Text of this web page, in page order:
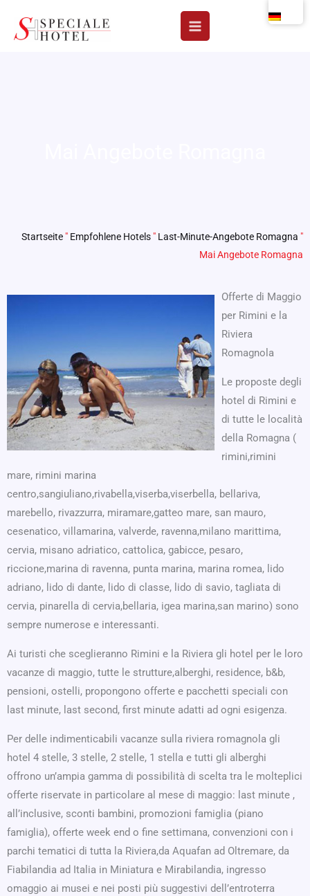
Inhalt
Startseite " Empfohlene Hotels " Last-Minute-Angebote Romagna "
Mai Angebote Romagna
Offerte di Maggio
per Rimini e la
Riviera
Romagnola
Le proposte degli
hotel di Rimini e
di tutte le località
della Romagna (
rimini,rimini
mare, rimini marina
centro,sangiuliano,rivabella,viserba,viserbella, bellariva,
marebello, rivazzurra, miramare,gatteo mare, san mauro,
cesenatico, villamarina, valverde, ravenna,milano marittima,
cervia, misano adriatico, cattolica, gabicce, pesaro,
riccione,marina di ravenna, punta marina, marina romea, lido
adriano, lido di dante, lido di classe, lido di savio, tagliata di
cervia, pinarella di cervia,bellaria, igea marina,san marino) sono
sempre numerose e interessanti.
Ai turisti che sceglieranno Rimini e la Riviera gli hotel per le loro
vacanze di maggio, tutte le strutture,alberghi, residence, b&b,
pensioni, ostelli, propongono offerte e pacchetti speciali con
last minute, last second, first minute adatti ad ogni esigenza.
Per delle indimenticabili vacanze sulla riviera romagnola gli
hotel 4 stelle, 3 stelle, 2 stelle, 1 stella e tutti gli alberghi
offrono un’ampia gamma di possibilità di scelta tra le molteplici
offerte riservate in particolare al mese di maggio: last minute ,
all’inclusive, sconti bambini, promozioni famiglia (piano
famiglia), offerte week end o fine settimana, convenzioni con i
parchi tematici di tutta la Riviera,da Aquafan ad Oltremare, da
Fiabilandia ad Italia in Miniatura e Mirabilandia, ingresso
omaggio ai musei e nei posti più suggestivi dell’entroterra